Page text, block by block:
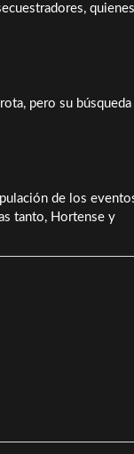
quienes
pero su búsqueda
de los
tanto, Hortense y